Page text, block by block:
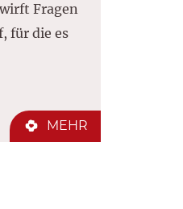
Fragen
für die es
MEHR